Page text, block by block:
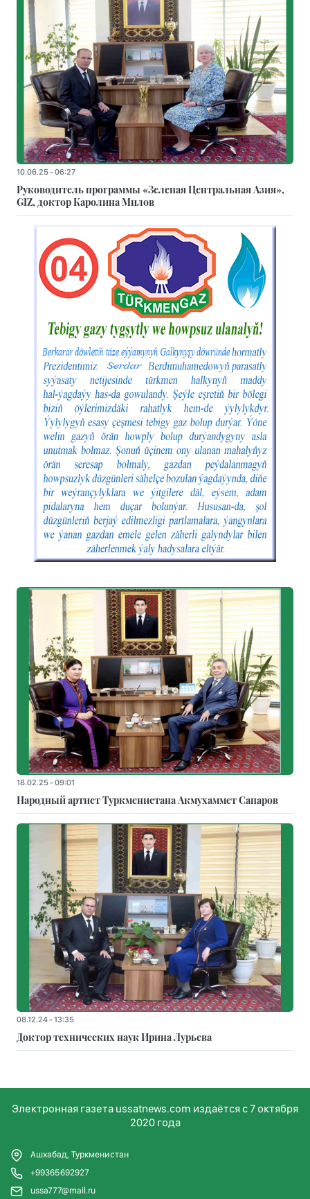
10.06.25 - 06:27
Руководитель программы «Зеленая Центральная Азия»,
GIZ, доктор Каролина Милов
18.02.25 - 09:01
Народный артист Туркменистана Акмухаммет Сапаров
08.12.24 - 13:35
Доктор технических наук Ирина Лурьева
Электронная газета ussatnews.com издаётся с 7 октября
2020 года
Ашхабад, Туркменистан
+99365692927
ussa777@mail.ru